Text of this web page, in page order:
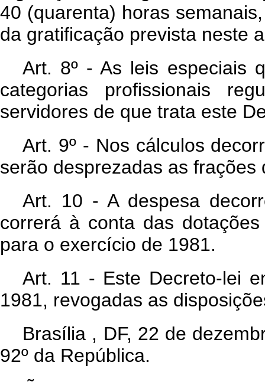
40 (quarenta) horas
da gratificação prevista neste
Art. 8º - As leis especiais
categorias profissionais
servidores de que trata este
Art. 9º - Nos cálculos
serão desprezadas as frações
Art. 10 - A despesa
correrá à conta das
para o exercício de 1981.
Art. 11 - Este Decreto-lei
1981, revogadas as
Brasília , DF, 22 de
92º da República.